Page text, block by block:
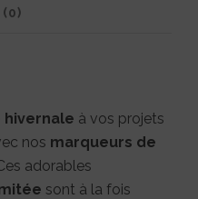
(0)
hivernale à vos projets
nos marqueurs de
adorables
sont à la fois